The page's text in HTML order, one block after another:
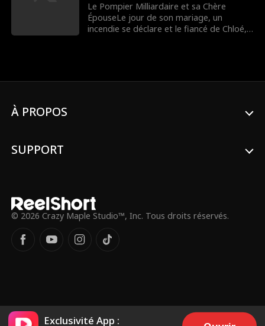
Le Pompier Milliardaire et sa Chère
ÉpouseLe jour de son mariage, un
incendie se déclare et le fiancé de Chloé,
mère, Chloé épouse impulsivement Léo,
commence à tomber amoureux de Chloé,
À PROPOS
SUPPORT
© 2026 Crazy Maple Studio™, Inc. Tous droits réservés.
Exclusivité App :